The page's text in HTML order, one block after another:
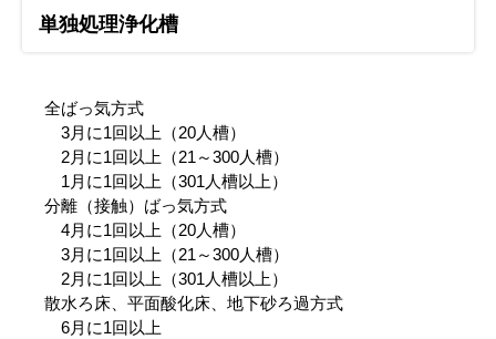
単独処理浄化槽
全ばっ気方式
3月に1回以上（20人槽）
2月に1回以上（21～300人槽）
1月に1回以上（301人槽以上）
分離（接触）ばっ気方式
4月に1回以上（20人槽）
3月に1回以上（21～300人槽）
2月に1回以上（301人槽以上）
散水ろ床、平面酸化床、地下砂ろ過方式
6月に1回以上